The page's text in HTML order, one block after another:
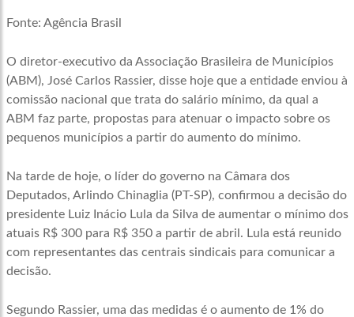
Fonte: Agência Brasil
O diretor-executivo da Associação Brasileira de Municípios
(ABM), José Carlos Rassier, disse hoje que a entidade enviou à
comissão nacional que trata do salário mínimo, da qual a
ABM faz parte, propostas para atenuar o impacto sobre os
pequenos municípios a partir do aumento do mínimo.
Na tarde de hoje, o líder do governo na Câmara dos
Deputados, Arlindo Chinaglia (PT-SP), confirmou a decisão do
presidente Luiz Inácio Lula da Silva de aumentar o mínimo dos
atuais R$ 300 para R$ 350 a partir de abril. Lula está reunido
com representantes das centrais sindicais para comunicar a
decisão.
Segundo Rassier, uma das medidas é o aumento de 1% do